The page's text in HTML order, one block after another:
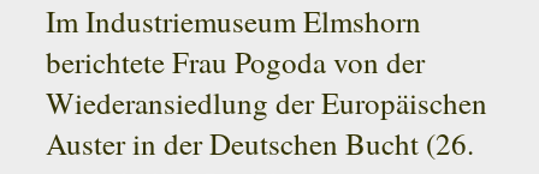
Im Industriemuseum Elmshorn
berichtete Frau Pogoda von der
Wiederansiedlung der Europäischen
Auster in der Deutschen Bucht (26.